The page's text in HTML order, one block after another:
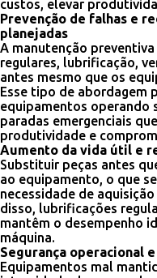
custos, elevar
Prevenção de falhas e
planejadas
A manutenção
regulares, lubrificação,
antes mesmo que os
Esse tipo de abordagem
equipamentos operando
paradas emergenciais
produtividade e
Aumento da vida útil e
Substituir peças antes
ao equipamento, o que
necessidade de
disso, lubrificações
mantêm o desempenho
máquina.
Segurança operacional
Equipamentos mal